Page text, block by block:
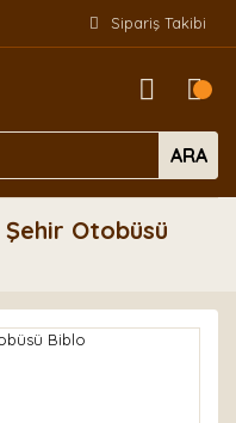
Sipariş Takibi
ARA
Otobüsü